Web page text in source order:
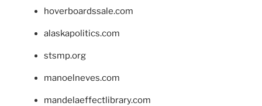
hoverboardssale.com
alaskapolitics.com
stsmp.org
manoelneves.com
mandelaeffectlibrary.com